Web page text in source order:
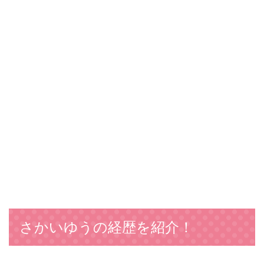
さかいゆうの経歴を紹介！